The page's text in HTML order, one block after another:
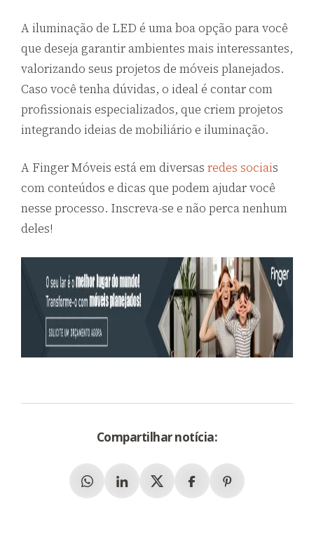
A iluminação de LED é uma boa opção para você
que deseja garantir ambientes mais interessantes,
valorizando seus projetos de móveis planejados.
Caso você tenha dúvidas, o ideal é contar com
profissionais especializados, que criem projetos
integrando ideias de mobiliário e iluminação.
A Finger Móveis está em diversas redes sociais
com conteúdos e dicas que podem ajudar você
nesse processo. Inscreva-se e não perca nenhum
deles!
Compartilhar notícia:
WhatsappLinkedinX (Twitter)FacebookPinterest